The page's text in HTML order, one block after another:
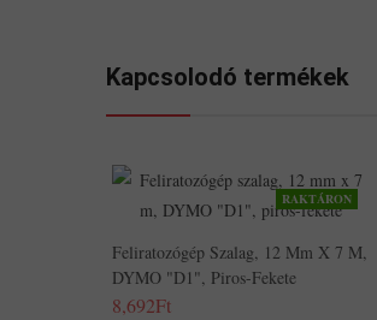
Kapcsolodó termékek
RAKTÁRON
Feliratozógép Szalag, 12 Mm X 7 M,
DYMO "D1", Piros-Fekete
8,692Ft